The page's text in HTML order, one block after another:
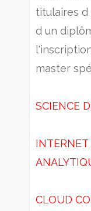
titulaires
d un
master
SCIENCE
INTERNET
CLOUD